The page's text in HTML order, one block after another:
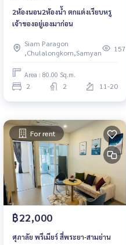
2ห้องนอน2ห้องน้ำ ตกแต่งเรียบหรู
เจ้าของอยู่เองมาก่อน
Siam Paragon
,Chulalongkorn,Samyan
157
Area : 80.00 Sq.m.
2 2 11-20
For rent
฿22,000
ศุภาลัย พรีเมียร์ สี่พระยา-สามย่าน